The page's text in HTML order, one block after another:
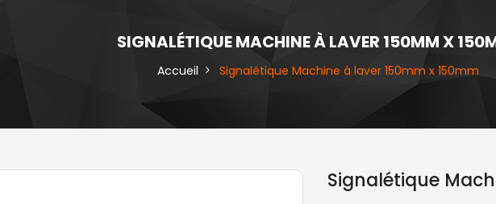
SIGNALÉTIQUE MACHINE À LAVER 150MM X
Accueil Signalétique Machine à laver 150mm x 150mm
Signalétique